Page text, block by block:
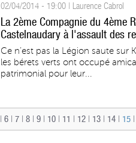
02/04/2014 - 19:00 | Laurence Cabrol
La 2ème Compagnie du 4ème
Castelnaudary à l'assault des
Ce n’est pas la Légion saute sur
les bérets verts ont occupé
patrimonial pour leur...
6 7 8 9 10 11 12 13 14 15